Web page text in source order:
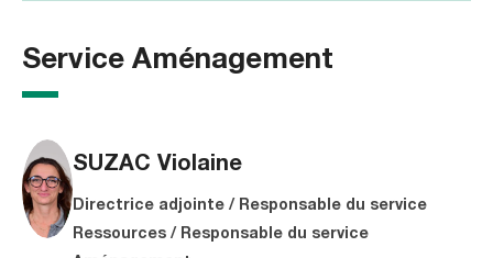
Service Aménagement
SUZAC Violaine
Directrice adjointe / Responsable du service
Ressources / Responsable du service